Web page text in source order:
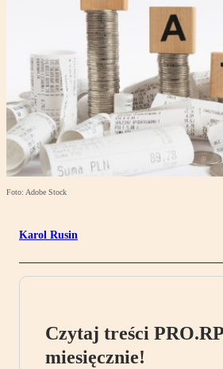
Foto: Adobe Stock
Karol Rusin
Czytaj treści
miesięcznie!